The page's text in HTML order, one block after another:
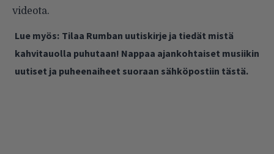
videota.
Lue myös: Tilaa Rumban uutiskirje ja tiedät mistä
kahvitauolla puhutaan! Nappaa ajankohtaiset musiikin
uutiset ja puheenaiheet suoraan sähköpostiin tästä.